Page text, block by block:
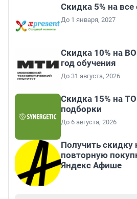
Скидка 5% на
До 1 января, 2027
Скидка 10% на
год обучения
До 31 августа, 2026
Скидка 15% на
подборки
До 6 августа, 2026
Получить скидку
повторную
Яндекс Афише